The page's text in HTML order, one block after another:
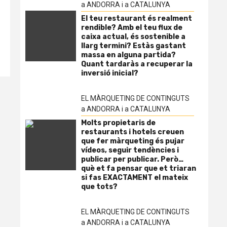
a ANDORRA i a CATALUNYA
El teu restaurant és realment
rendible? Amb el teu flux de
caixa actual, és sostenible a
llarg termini? Estàs gastant
massa en alguna partida?
Quant tardaràs a recuperar la
inversió inicial?
EL MÀRQUETING DE CONTINGUTS
a ANDORRA i a CATALUNYA
Molts propietaris de
restaurants i hotels creuen
que fer màrqueting és pujar
vídeos, seguir tendències i
publicar per publicar. Però…
què et fa pensar que et triaran
si fas EXACTAMENT el mateix
que tots?
EL MÀRQUETING DE CONTINGUTS
a ANDORRA i a CATALUNYA